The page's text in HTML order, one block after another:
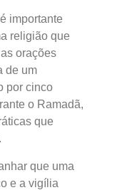
importante
religião que
as orações
de um
por cinco
o Ramadã,
que
.
que uma
e a vigília